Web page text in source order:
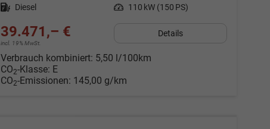
Kraftstoff Diesel Leistung 110 kW (150 PS)
39.471,– €
incl. 19% MwSt.
Details
Verbrauch kombiniert: 5,50 l/100km
CO2-Klasse: E
CO2-Emissionen: 145,00 g/km